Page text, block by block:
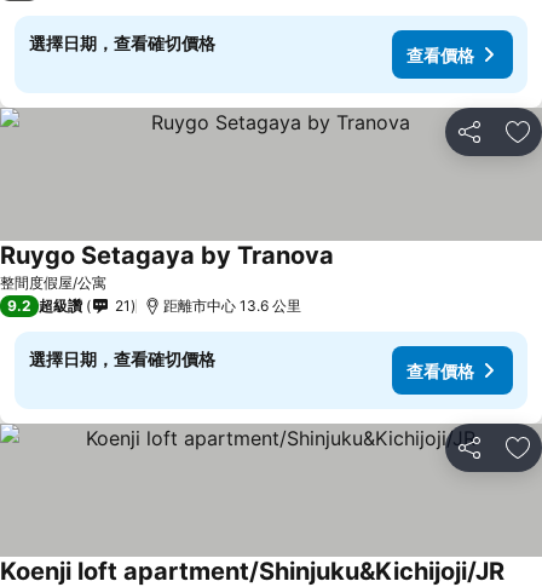
選擇日期，查看確切價格
查看價格
分享 加
整間度假屋/公寓
Ruygo Setagaya by Tranova
9.2 超級讚 21 距離市中心 13.6 公里
選擇日期，查看確切價格
查看價格
分享 加
Koenji loft apartment/Shinjuku&Kichijoji/JR